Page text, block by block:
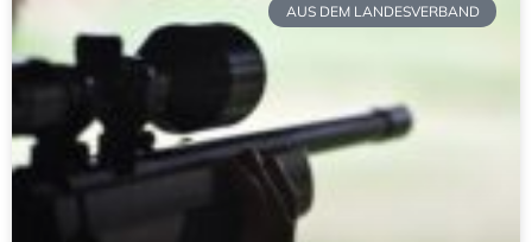
AUS DEM LANDESVERBAND